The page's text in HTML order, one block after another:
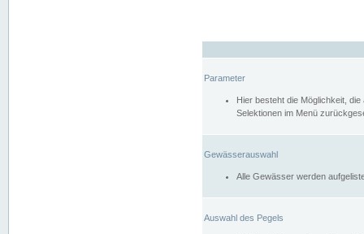
Parameter
Hier besteht die Möglichkeit,
Selektionen im Menü
Gewässerauswahl
Alle Gewässer werden
Auswahl des Pegels